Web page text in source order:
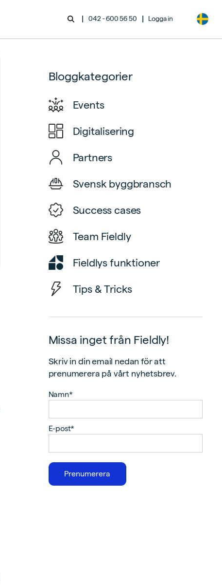
| 042 - 600 56 50 | Logga in
Bloggkategorier
Events
Digitalisering
Partners
Svensk byggbransch
Success cases
Team Fieldly
Fieldlys funktioner
Tips & Tricks
Missa inget från Fieldly!
Skriv in din email nedan för att
prenumerera på vårt nyhetsbrev.
Namn*
E-post*